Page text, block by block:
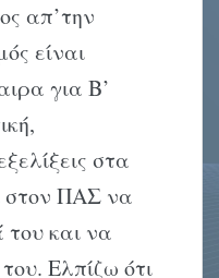
απ’την
είναι
για B’
στα
στον ΠAΣ να
και να
Eλπίζω ότι